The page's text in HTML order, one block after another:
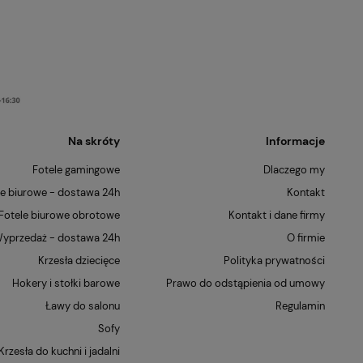
Na skróty
Fotele gamingowe
biurowe - dostawa 24h
Fotele biurowe obrotowe
- dostawa 24h
Krzesła dziecięce
Hokery i stołki barowe
Ławy do salonu
Sofy
Krzesła do kuchni i jadalni
Informacje
Dlaczego my
Kontakt
Kontakt i dane firmy
O firmie
Polityka prywatności
Prawo do odstąpienia od umowy
Regulamin